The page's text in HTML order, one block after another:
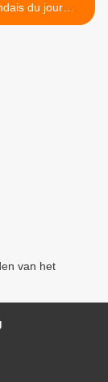
du jour
(2024_02_05) >
van het